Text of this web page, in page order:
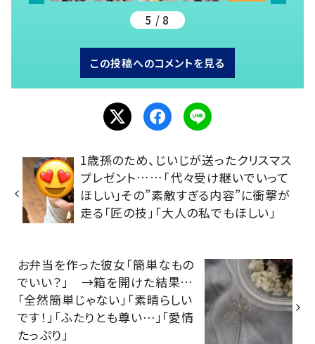
5 / 8
この投稿へのコメントを見る
1歳孫のため、じいじが送ったクリスマス
プレゼント……「代々受け継いでいって
ほしい」その”素敵すぎる内容”に衝撃が
走る「匠の技」「大人の私でもほしい」
お弁当を作った彼女「簡単なもの
でいい？」 →箱を開けた結果…
「全然簡単じゃない」「素晴らしい
です！」「ふたりとも尊い⋯」「愛情
たっぷり」